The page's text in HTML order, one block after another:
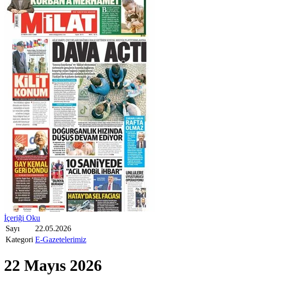
İçeriği Oku
Sayı
22.05.2026
Kategori E-Gazetelerimiz
22 Mayıs 2026